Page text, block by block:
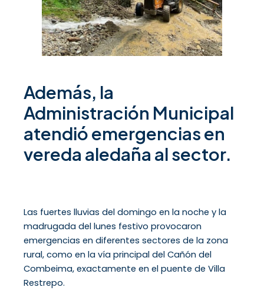
Además, la
Administración Municipal
atendió emergencias en
vereda aledaña al sector.
Las fuertes lluvias del domingo en la noche y la
madrugada del lunes festivo provocaron
emergencias en diferentes sectores de la zona
rural, como en la vía principal del Cañón del
Combeima, exactamente en el puente de Villa
Restrepo.